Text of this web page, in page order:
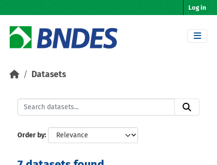
Log in
Datasets
Order by